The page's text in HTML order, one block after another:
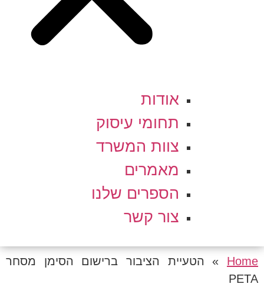
אודות
תחומי עיסוק
צוות המשרד
מאמרים
הספרים שלנו
צור קשר
Home
» הטעיית הציבור ברישום הסימן מסחר
PETA